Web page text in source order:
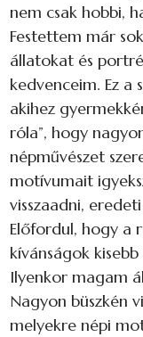
nem csak hobbi,
Festettem már
állatokat és
kedvenceim. Ez a
akihez
róla”, hogy
népművészet
motívumait
visszaadni,
Előfordul, hogy a
kívánságok
Ilyenkor magam
Nagyon büszkén
melyekre népi